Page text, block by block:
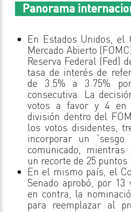
Panorama
En Estados Unidos, el
Mercado Abierto
Reserva Federal (Fed)
tasa de interés de
de 3.5% a 3.75%
consecutiva. La
votos a favor y 4 en
división dentro del
los votos disidentes,
incorporar un “sesgo
comunicado,
un recorte de 25 puntos
En el mismo país, el
Senado aprobó, por
en contra, la
para reemplazar al